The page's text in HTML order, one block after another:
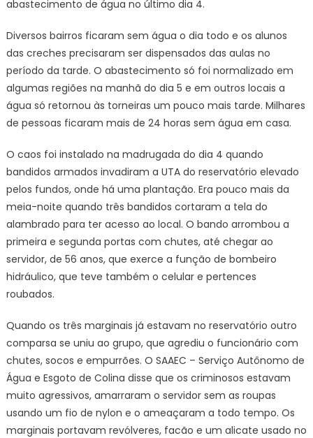
abastecimento de água no último dia 4.
Diversos bairros ficaram sem água o dia todo e os alunos
das creches precisaram ser dispensados das aulas no
período da tarde. O abastecimento só foi normalizado em
algumas regiões na manhã do dia 5 e em outros locais a
água só retornou às torneiras um pouco mais tarde. Milhares
de pessoas ficaram mais de 24 horas sem água em casa.
O caos foi instalado na madrugada do dia 4 quando
bandidos armados invadiram a UTA do reservatório elevado
pelos fundos, onde há uma plantação. Era pouco mais da
meia-noite quando três bandidos cortaram a tela do
alambrado para ter acesso ao local. O bando arrombou a
primeira e segunda portas com chutes, até chegar ao
servidor, de 56 anos, que exerce a função de bombeiro
hidráulico, que teve também o celular e pertences
roubados.
Quando os três marginais já estavam no reservatório outro
comparsa se uniu ao grupo, que agrediu o funcionário com
chutes, socos e empurrões. O SAAEC – Serviço Autônomo de
Água e Esgoto de Colina disse que os criminosos estavam
muito agressivos, amarraram o servidor sem as roupas
usando um fio de nylon e o ameaçaram a todo tempo. Os
marginais portavam revólveres, facão e um alicate usado no